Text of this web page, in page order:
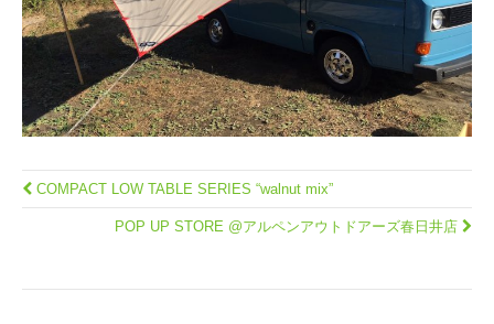
COMPACT LOW TABLE SERIES “walnut mix”
POP UP STORE @アルペンアウトドアーズ春日井店